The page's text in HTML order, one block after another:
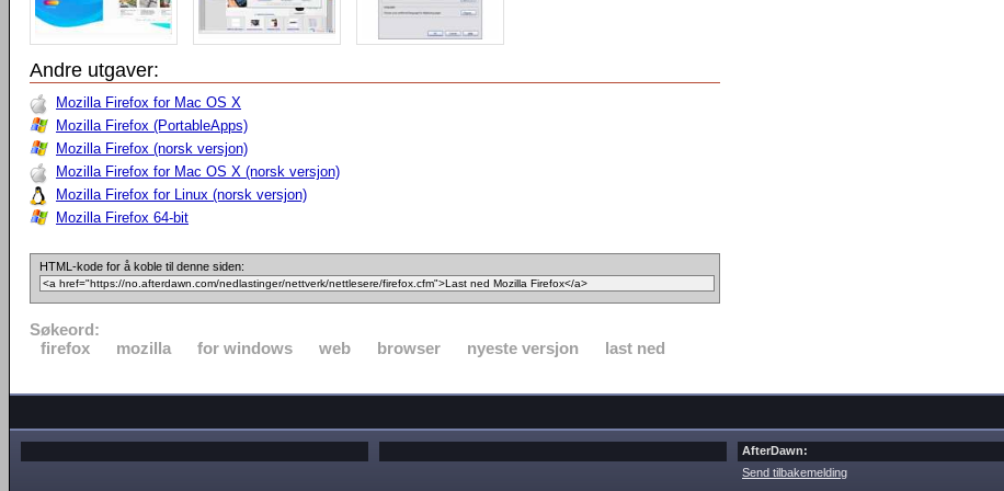
Andre utgaver:
Mozilla Firefox for Mac OS X
Mozilla Firefox (PortableApps)
Mozilla Firefox (norsk versjon)
Mozilla Firefox for Mac OS X (norsk versjon)
Mozilla Firefox for Linux (norsk versjon)
Mozilla Firefox 64-bit
HTML-kode for å koble til denne siden:
Søkeord:
firefox
mozilla for windows web browser nyeste versjon last ned
AfterDawn:
Send tilbakemelding